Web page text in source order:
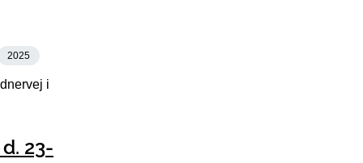
2025
i
23-